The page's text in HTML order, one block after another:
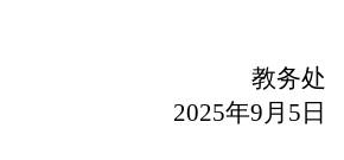
教务处
2025年9月 5 日